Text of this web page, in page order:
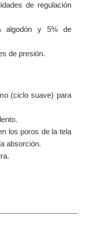
de regulación
algodón y 5% de
de presión.
(ciclo suave) para
los poros de la tela
absorción.